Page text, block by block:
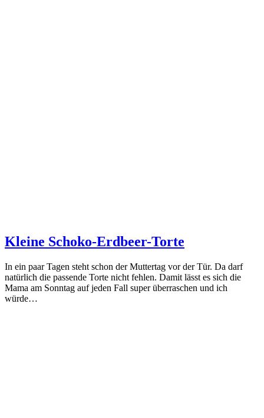
Kleine Schoko-Erdbeer-Torte
In ein paar Tagen steht schon der Muttertag vor der Tür. Da darf
natürlich die passende Torte nicht fehlen. Damit lässt es sich die
Mama am Sonntag auf jeden Fall super überraschen und ich
würde…